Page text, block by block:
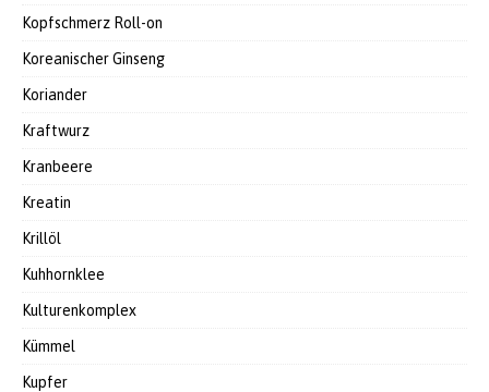
Kopfschmerz Roll-on
Koreanischer Ginseng
Koriander
Kraftwurz
Kranbeere
Kreatin
Krillöl
Kuhhornklee
Kulturenkomplex
Kümmel
Kupfer